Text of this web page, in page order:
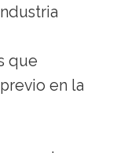
que
en la